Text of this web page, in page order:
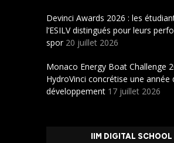
Devinci Awards 2026 : les
l’ESILV distingués pour leurs
spor 20 juillet 2026
Monaco Energy Boat Challenge
HydroVinci concrétise une année
développement 17 juillet 2026
IIM DIGITAL SCHOOL